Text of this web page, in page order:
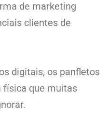
de marketing
clientes de
digitais, os panfletos
física que muitas